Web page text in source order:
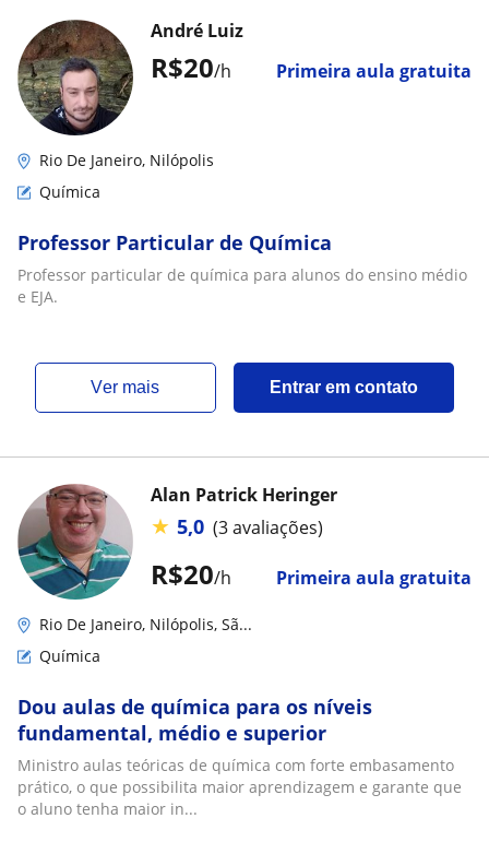
R$20/h Primeira aula gratuita
André Luiz
Rio De Janeiro, Nilópolis
Química
Professor Particular de Química
Professor particular de química para alunos do ensino médio
e EJA.
ver mais Entrar em contato
R$20/h Primeira aula gratuita
Alan Patrick Heringer
★ 5,0 (3 avaliações)
Rio De Janeiro, Nilópolis, Sã...
Química
Dou aulas de química para os níveis
fundamental, médio e superior
Ministro aulas teóricas de química com forte embasamento
prático, o que possibilita maior aprendizagem e garante que
o aluno tenha maior in...